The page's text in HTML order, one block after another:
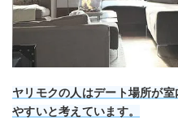
ヤリモクの人はデート場所が
やすいと考えています。